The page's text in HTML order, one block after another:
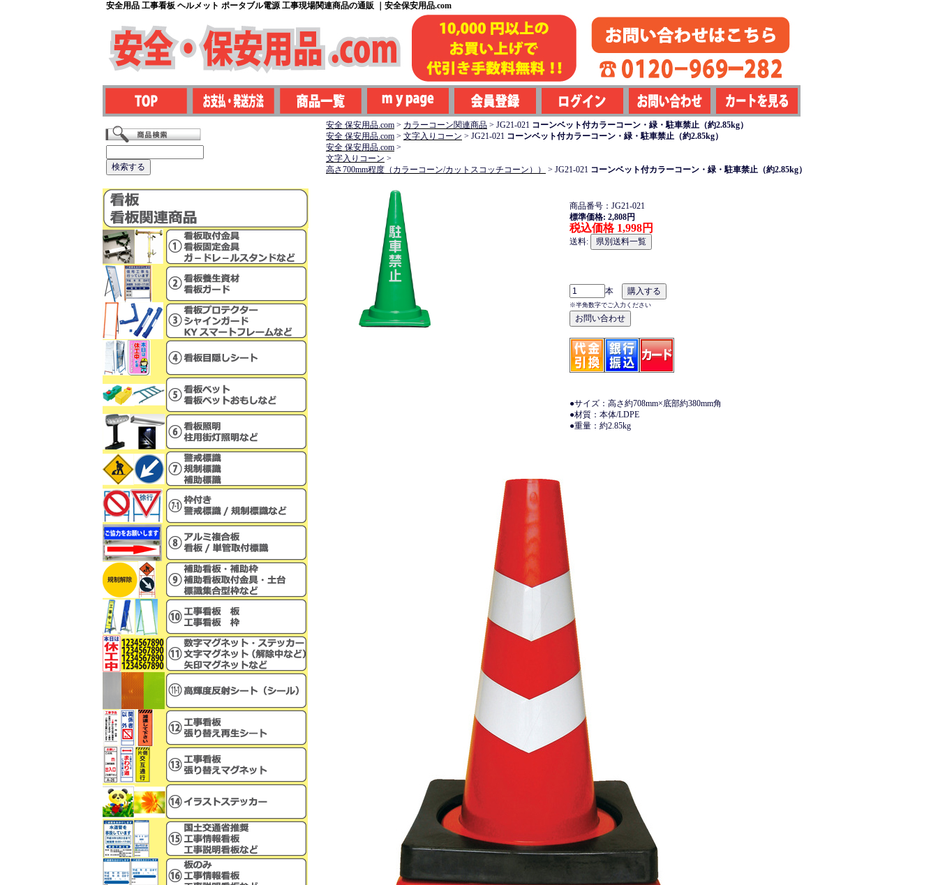
安全用品 工事看板 ヘルメット ポータブル電源 工事現場関連商品の通販 ｜安全保安用品.com
安全 保安用品.com > カラーコーン関連商品 > JG21-021 コーンベット付カラーコーン・緑・駐車禁止（約2.85kg）
安全 保安用品.com > 文字入りコーン > JG21-021 コーンベット付カラーコーン・緑・駐車禁止（約2.85kg）
安全 保安用品.com >
文字入りコーン >
高さ700mm程度（カラーコーン/カットスコッチコーン））
> JG21-021 コーンベット付カラーコーン・緑・駐車禁止（約2.85kg）
商品番号：JG21-021
標準価格: 2,808円
税込価格 1,998円
送料:
本
※半角数字でご入力ください
●サイズ：高さ約708mm×底部約380mm角
●材質：本体/LDPE
●重量：約2.85kg